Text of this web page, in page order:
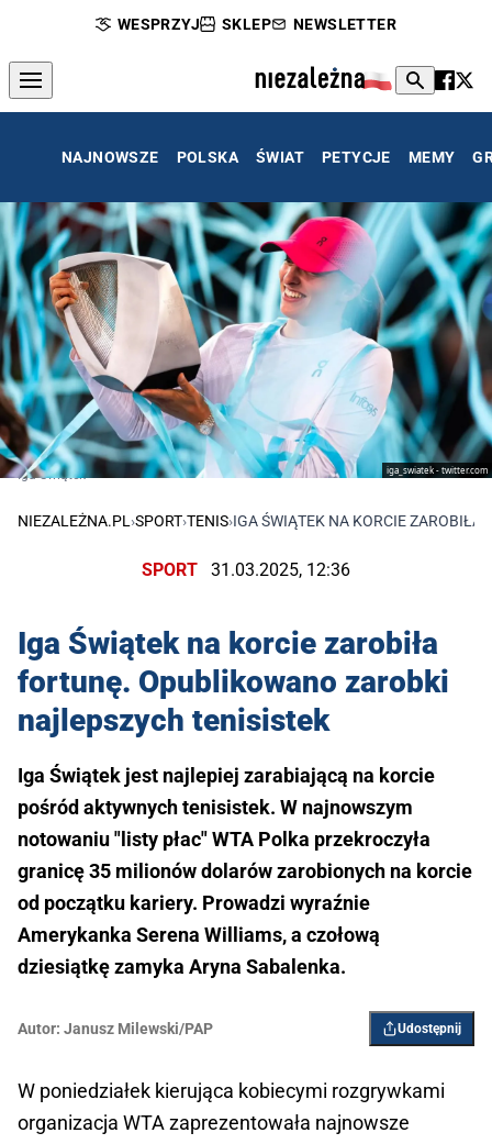
WESPRZYJ SKLEP NEWSLETTER
NAJNOWSZE POLSKA ŚWIAT PETYCJE MEMY
iga_swiatek - twitter.com
Iga Świątek
NIEZALEŻNA.PL ›SPORT›TENIS›IGA ŚWIĄTEK NA KORCIE ZAROBIŁA
SPORT 31.03.2025, 12:36
Iga Świątek na korcie zarobiła
fortunę. Opublikowano zarobki
najlepszych tenisistek
Iga Świątek jest najlepiej zarabiającą na korcie
pośród aktywnych tenisistek. W najnowszym
notowaniu "listy płac" WTA Polka przekroczyła
granicę 35 milionów dolarów zarobionych na korcie
od początku kariery. Prowadzi wyraźnie
Amerykanka Serena Williams, a czołową
dziesiątkę zamyka Aryna Sabalenka.
Autor: Janusz Milewski/PAP Udostępnij
W poniedziałek kierująca kobiecymi rozgrywkami
organizacja WTA zaprezentowała najnowsze